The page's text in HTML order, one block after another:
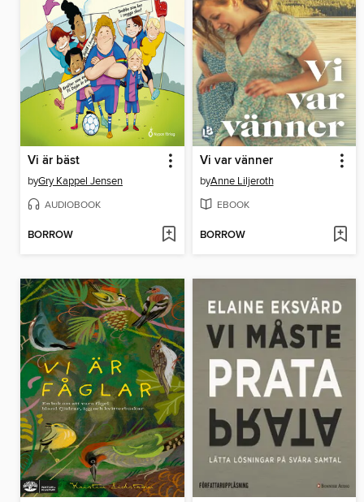
Vi är bäst
byGry Kappel Jensen
AUDIOBOOK
BORROW
Vi var vänner
byAnne Liljeroth
EBOOK
BORROW